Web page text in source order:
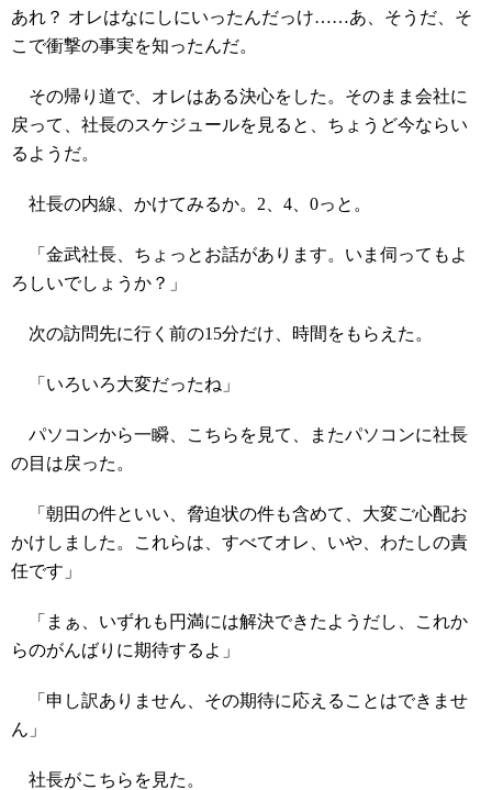
あれ？ オレはなにしにいったんだっけ……あ、そうだ、そ
こで衝撃の事実を知ったんだ。
その帰り道で、オレはある決心をした。そのまま会社に
戻って、社長のスケジュールを見ると、ちょうど今ならい
るようだ。
社長の内線、かけてみるか。2、4、0っと。
「金武社長、ちょっとお話があります。いま伺ってもよ
ろしいでしょうか？」
次の訪問先に行く前の15分だけ、時間をもらえた。
「いろいろ大変だったね」
パソコンから一瞬、こちらを見て、またパソコンに社長
の目は戻った。
「朝田の件といい、脅迫状の件も含めて、大変ご心配お
かけしました。これらは、すべてオレ、いや、わたしの責
任です」
「まぁ、いずれも円満には解決できたようだし、これか
らのがんばりに期待するよ」
「申し訳ありません、その期待に応えることはできませ
ん」
社長がこちらを見た。